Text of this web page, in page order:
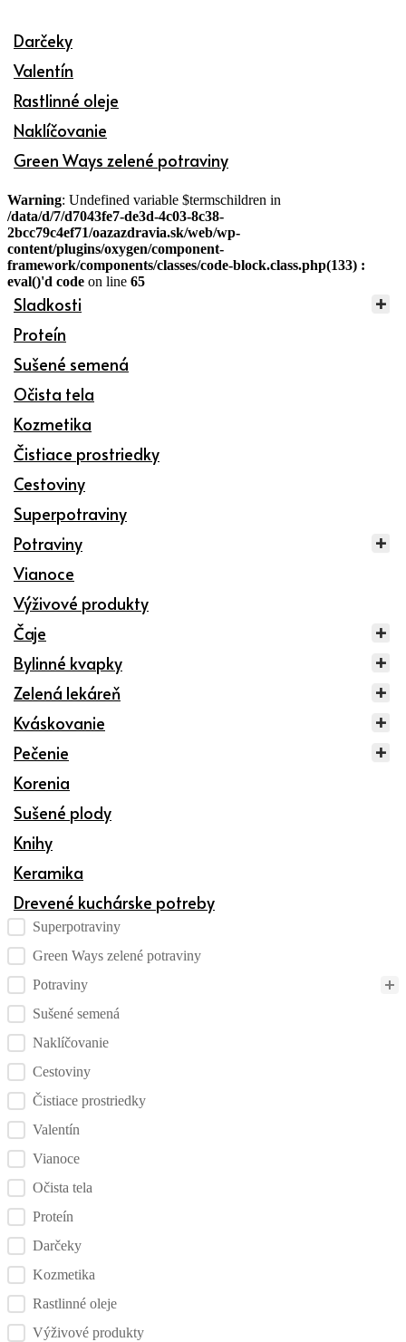
Darčeky
Valentín
Rastlinné oleje
Naklíčovanie
Green Ways zelené potraviny
Warning: Undefined variable $termschildren in
/data/d/7/d7043fe7-de3d-4c03-8c38-
2bcc79c4ef71/oazazdravia.sk/web/wp-
content/plugins/oxygen/component-
framework/components/classes/code-block.class.php(133) :
eval()'d code on line 65
Sladkosti
Proteín
Sušené semená
Očista tela
Kozmetika
Čistiace prostriedky
Cestoviny
Superpotraviny
Potraviny
Vianoce
Výživové produkty
Čaje
Bylinné kvapky
Zelená lekáreň
Kváskovanie
Pečenie
Korenia
Sušené plody
Knihy
Keramika
Drevené kuchárske potreby
Kategórie produktov checklist
Superpotraviny
Green Ways zelené potraviny
Potraviny
Sušené semená
Naklíčovanie
Cestoviny
Čistiace prostriedky
Valentín
Vianoce
Očista tela
Proteín
Darčeky
Kozmetika
Rastlinné oleje
Výživové produkty